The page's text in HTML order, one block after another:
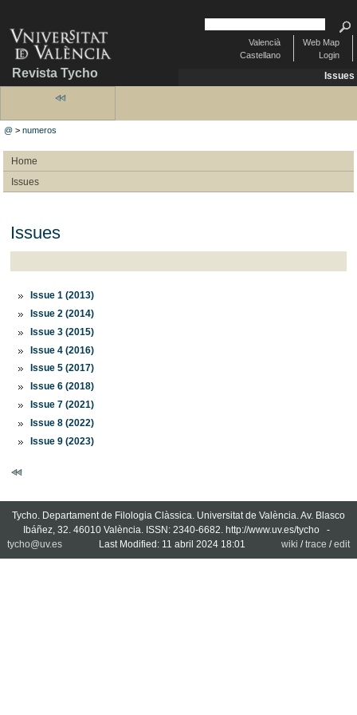
Revista Tycho
Web Map
Login
Valencià
Castellano
Issues
@ >numeros
Home
Issues
Issues
Issue 1 (2013)
Issue 2 (2014)
Issue 3 (2015)
Issue 4 (2016)
Issue 5 (2017)
Issue 6 (2018)
Issue 7 (2021)
Issue 8 (2022)
Issue 9 (2023)
Tycho. Departament de Filologia Clàssica. Universitat de València. Av. Blasco
Ibáñez, 32. 46010 València. ISSN: 2340-6682. http://www.uv.es/tycho -
tycho@uv.es
Last Modified: 11 abril 2024 18:01 wiki /trace /edit